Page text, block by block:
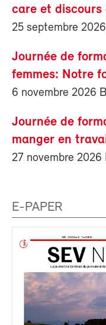
care et discours
25 septembre
Journée de
femmes: Notre
6 novembre 2026
Journée de
manger en
27 novembre 2026
E-PAPER